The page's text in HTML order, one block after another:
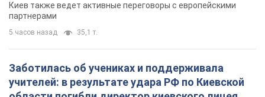
Киев также ведет активные переговоры с европейскими
партнерами
5 часов назад 35,1 т.
Заботилась об учениках и поддерживала
учителей: в результате удара РФ по Киевской